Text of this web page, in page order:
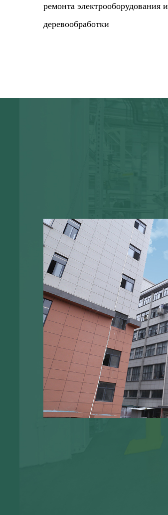
ремонта электрооборудования и
деревообработки